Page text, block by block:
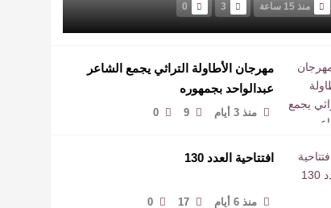
منذ 15 ساعة 3
0
مهرجان الأطاولة التراثي يجمع الشاعر
عبدالواحد بجمهوره
منذ 3 أيام 9
0
افتتاحية العدد 130
منذ 6 أيام 17
0